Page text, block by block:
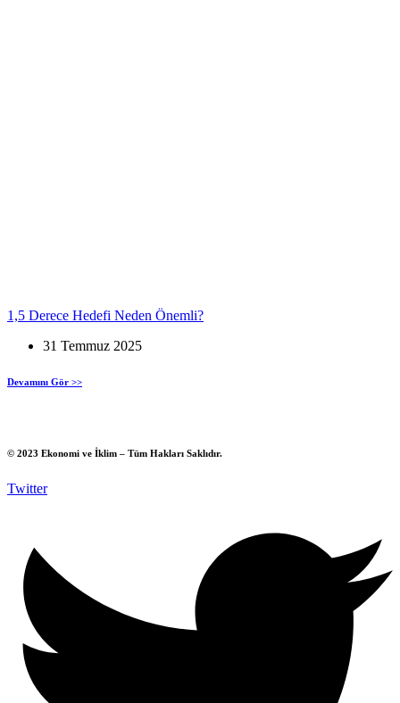
1,5 Derece Hedefi Neden Önemli?
31 Temmuz 2025
Devamını Gör >>
© 2023 Ekonomi ve İklim – Tüm Hakları Saklıdır.
Twitter